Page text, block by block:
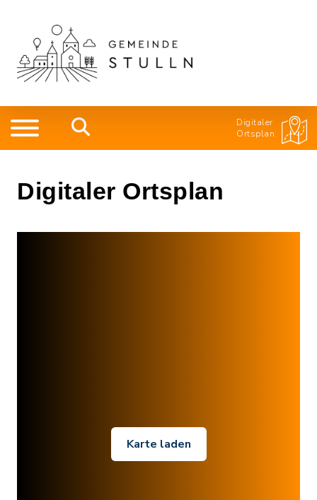
Digitaler
Ortsplan
Digitaler Ortsplan
Karte laden